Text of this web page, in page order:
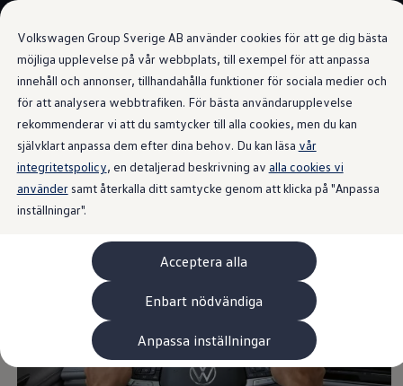
Volkswagen Group Sverige AB använder cookies för att ge dig bästa
möjliga upplevelse på vår webbplats, till exempel för att anpassa
innehåll och annonser, tillhandahålla funktioner för sociala medier och
för att analysera webbtrafiken. För bästa användarupplevelse
rekommenderar vi att du samtycker till alla cookies, men du kan
självklart anpassa dem efter dina behov. Du kan läsa vår
integritetspolicy, en detaljerad beskrivning av alla cookies vi
användersamt återkalla ditt samtycke genom att klicka på "Anpassa
inställningar".
Acceptera alla
Enbart nödvändiga
Anpassa inställningar
Gå till
huvudinnehåll
Gå till
sidfot
Bygg din bil
Nya bilar i lager
Golf Sportscombi
Pressen testar Golf Sportscombi
Lär dig om våra modellversioner
Boka provkörning
Äga
Service
Originalservice
Originalservice 4+
Skadereparation
ServiceCam
Service av elbilar
Tillbehör
Interiör- och exteriörskydd
Underhållning och elektronik
Laddbox och laddningskablar
Digital Cockpit Pro
Visningefter eget tycke